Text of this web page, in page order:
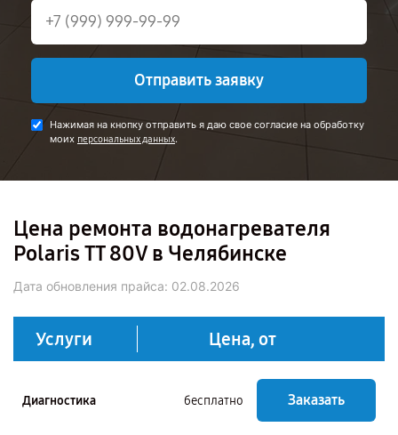
Отправить заявку
Нажимая на кнопку отправить я даю свое согласие на обработку
моих персональных данных.
Цена ремонта водонагревателя
Polaris TT 80V в Челябинске
Дата обновления прайса: 02.08.2026
Услуги Цена, от
Диагностика бесплатно Заказать